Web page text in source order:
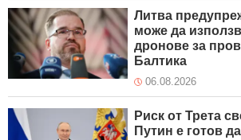
Литва
може да
дронове за
Балтика
06.08.2026
Риск от Трета
Путин е готов